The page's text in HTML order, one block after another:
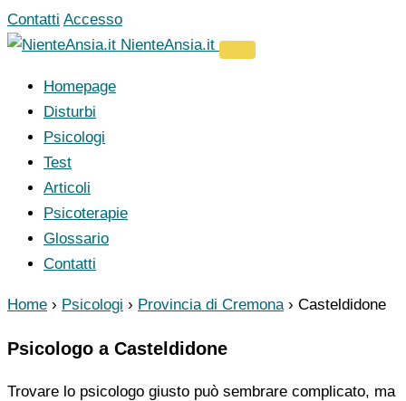
Vai
al
Contatti Accesso
NienteAnsia.it
Homepage
Disturbi
Psicologi
Test
Articoli
Psicoterapie
Glossario
Contatti
Home › Psicologi › Provincia di Cremona › Casteldidone
Psicologo a Casteldidone
Trovare lo psicologo giusto può sembrare complicato, ma